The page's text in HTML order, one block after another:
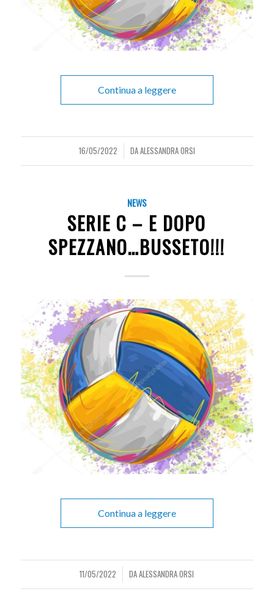
Continua a leggere
16/05/2022
/ DAALESSANDRA ORSI
NEWS
SERIE C – E DOPO
SPEZZANO…BUSSETO!!!
Continua a leggere
11/05/2022
/ DAALESSANDRA ORSI